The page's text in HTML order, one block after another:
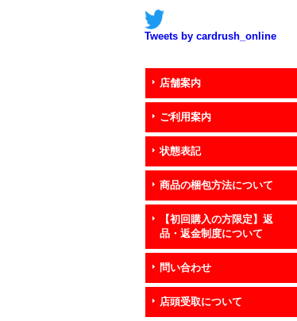
Tweets by cardrush_online
店舗案内
ご利用案内
状態表記
商品の梱包方法について
【初回購入の方限定】返
品・返金制度について
問い合わせ
店頭受取について